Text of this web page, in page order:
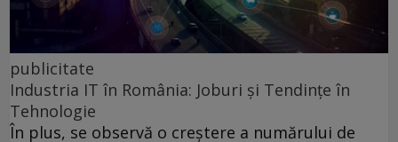
publicitate
Industria IT în România: Joburi și Tendințe în
Tehnologie
În plus, se observă o creștere a numărului de